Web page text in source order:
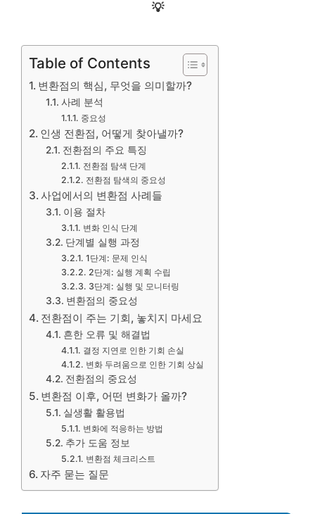
💡
Table of Contents
변환점의 핵심, 무엇을 의미할까?
사례 분석
중요성
인생 전환점, 어떻게 찾아낼까?
전환점의 주요 특징
전환점 탐색 단계
전환점 탐색의 중요성
사업에서의 변환점 사례들
이용 절차
변화 인식 단계
단계별 실행 과정
1단계: 문제 인식
2단계: 실행 계획 수립
3단계: 실행 및 모니터링
변환점의 중요성
전환점이 주는 기회, 놓치지 마세요
흔한 오류 및 해결법
결정 지연로 인한 기회 손실
변화 두려움으로 인한 기회 상실
전환점의 중요성
변환점 이후, 어떤 변화가 올까?
실생활 활용법
변화에 적응하는 방법
추가 도움 정보
변환점 체크리스트
자주 묻는 질문